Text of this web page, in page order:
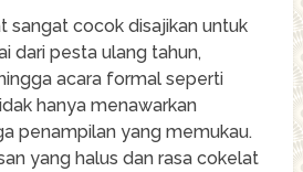
sangat cocok disajikan untuk
dari pesta ulang tahun,
acara formal seperti
hanya menawarkan
penampilan yang memukau.
yang halus dan rasa cokelat